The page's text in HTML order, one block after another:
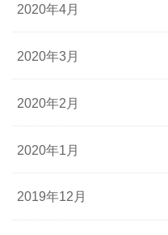
2020年4月
2020年3月
2020年2月
2020年1月
2019年12月